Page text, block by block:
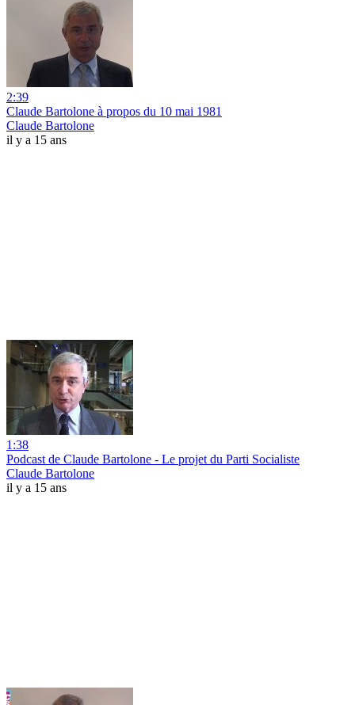
2:39
Claude Bartolone à propos du 10 mai 1981
Claude Bartolone
il y a 15 ans
1:38
Podcast de Claude Bartolone - Le projet du Parti Socialiste
Claude Bartolone
il y a 15 ans